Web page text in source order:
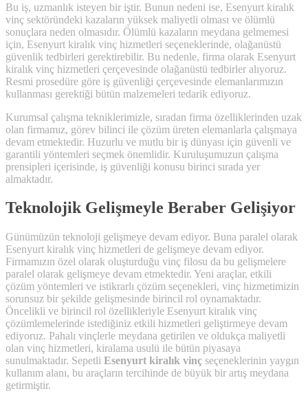
Bu iş, uzmanlık isteyen bir iştir. Bunun nedeni ise, Esenyurt kiralık
vinç sektöründeki kazaların yüksek maliyetli olması ve ölümlü
sonuçlara neden olmasıdır. Ölümlü kazaların meydana gelmemesi
için, Esenyurt kiralık vinç hizmetleri seçeneklerinde, olağanüstü
güvenlik tedbirleri gerektirebilir. Bu nedenle, firma olarak Esenyurt
kiralık vinç hizmetleri çerçevesinde olağanüstü tedbirler alıyoruz.
Resmi prosedüre göre iş güvenliği çerçevesinde elemanlarımızın
kullanması gerektiği bütün malzemeleri tedarik ediyoruz.
Kurumsal çalışma tekniklerimizle, sıradan firma özelliklerinden uzak
olan firmamız, görev bilinci ile çözüm üreten elemanlarla çalışmaya
devam etmektedir. Huzurlu ve mutlu bir iş dünyası için güvenli ve
garantili yöntemleri seçmek önemlidir. Kuruluşumuzun çalışma
prensipleri içerisinde, iş güvenliği konusu birinci sırada yer
almaktadır.
Teknolojik Gelişmeyle Beraber Gelişiyor
Günümüzün teknoloji gelişmeye devam ediyor. Buna paralel olarak
Esenyurt kiralık vinç hizmetleri de gelişmeye devam ediyor.
Firmamızın özel olarak oluşturduğu vinç filosu da bu gelişmelere
paralel olarak gelişmeye devam etmektedir. Yeni araçlar, etkili
çözüm yöntemleri ve istikrarlı çözüm seçenekleri, vinç hizmetimizin
sorunsuz bir şekilde gelişmesinde birincil rol oynamaktadır.
Öncelikli ve birincil rol özellikleriyle Esenyurt kiralık vinç
çözümlemelerinde istediğiniz etkili hizmetleri geliştirmeye devam
ediyoruz. Pahalı vinçlerle meydana getirilen ve oldukça maliyetli
olan vinç hizmetleri, kiralama usulü ile bütün piyasaya
sunulmaktadır. Sepetli Esenyurt kiralık vinç seçeneklerinin yaygın
kullanım alanı, bu araçların tercihinde de büyük bir artış meydana
getirmiştir.